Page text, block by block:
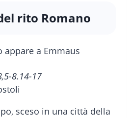
rito Romano
8.14-17
sceso in una città della